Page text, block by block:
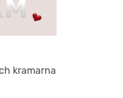
kramarna